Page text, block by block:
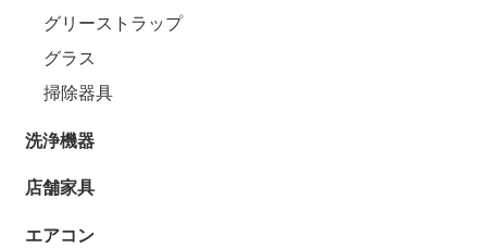
グリーストラップ
グラス
掃除器具
洗浄機器
店舗家具
エアコン